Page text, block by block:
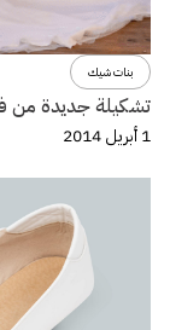
بنات شيك
تشكيلة جديدة من
1 أبريل 2014